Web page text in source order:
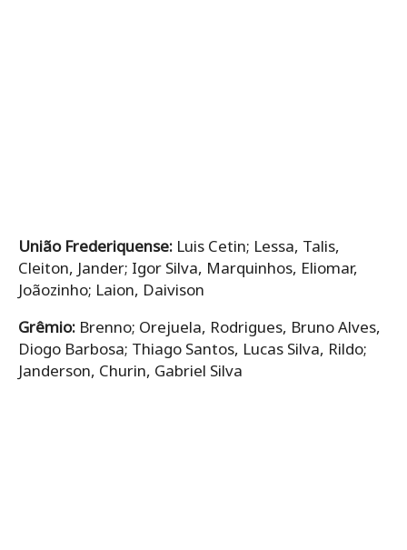
União Frederiquense: Luis Cetin; Lessa, Talis,
Cleiton, Jander; Igor Silva, Marquinhos, Eliomar,
Joãozinho; Laion, Daivison
Grêmio: Brenno; Orejuela, Rodrigues, Bruno Alves,
Diogo Barbosa; Thiago Santos, Lucas Silva, Rildo;
Janderson, Churin, Gabriel Silva